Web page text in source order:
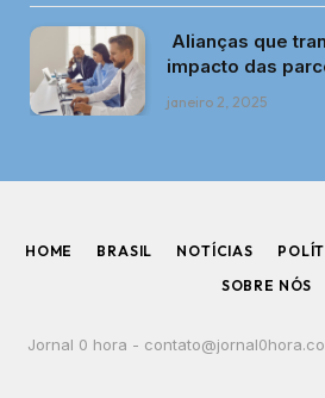
Alianças que
impacto das
janeiro 2, 2025
HOME BRASIL NOTÍCIAS
SOBRE NÓS
Jornal 0 hora -